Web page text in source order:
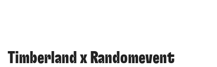
Timberland x Randomevent